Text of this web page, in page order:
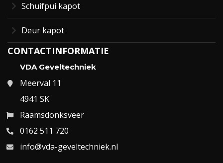
Schuifpui kapot
Deur kapot
CONTACTINFORMATIE
VDA Geveltechniek
Meerval 11
4941 SK
Raamsdonksveer
0162 511 720
info@vda-geveltechniek.nl